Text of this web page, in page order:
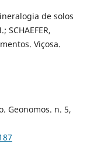
de solos
SCHAEFER,
Viçosa.
Geonomos. n. 5,